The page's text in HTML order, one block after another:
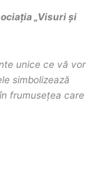
„Visuri și
unice ce vă vor
simbolizează
frumusețea care